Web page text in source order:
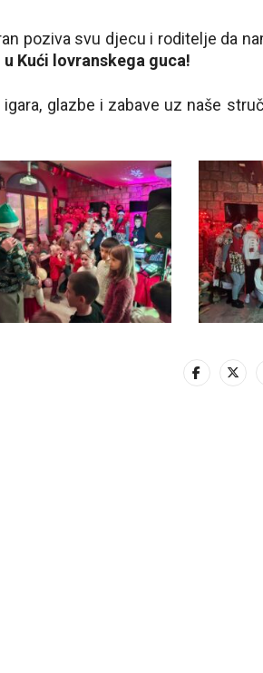
poziva svu djecu i roditelje da
Kući lovranskega guca!
glazbe i zabave uz naše